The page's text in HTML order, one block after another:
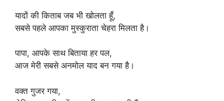
यादों की किताब जब भी खोलता हूँ,
सबसे पहले आपका मुस्कुराता चेहरा मिलता है।
पापा, आपके साथ बिताया हर पल,
आज मेरी सबसे अनमोल याद बन गया है।
वक्त गुजर गया,